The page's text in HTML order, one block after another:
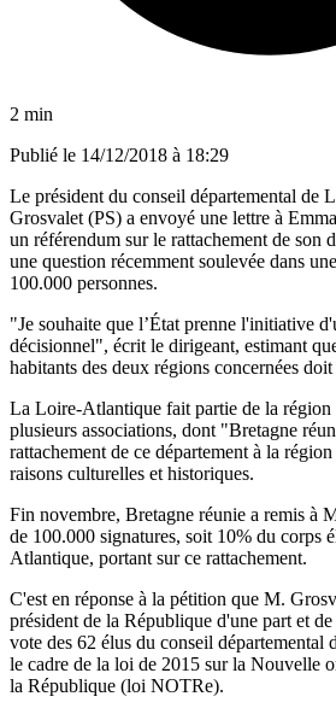
2 min
Publié le 14/12/2018 à 18:29
Le président du conseil départemental de
Grosvalet (PS) a envoyé une lettre à
un référendum sur le rattachement de son
une question récemment soulevée dans
100.000 personnes.
"Je souhaite que l’État prenne l'initiative
décisionnel", écrit le dirigeant, estimant
habitants des deux régions concernées
La Loire-Atlantique fait partie de la région
plusieurs associations, dont "Bretagne
rattachement de ce département à la
raisons culturelles et historiques.
Fin novembre, Bretagne réunie a remis à
de 100.000 signatures, soit 10% du corps
Atlantique, portant sur ce rattachement.
C'est en réponse à la pétition que M.
président de la République d'une part et
vote des 62 élus du conseil
le cadre de la loi de 2015 sur la Nouvelle
la République (loi NOTRe).